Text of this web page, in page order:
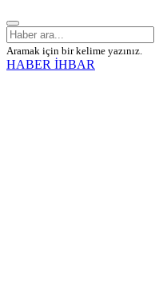
Aramak için bir kelime yazınız.
HABER İHBAR